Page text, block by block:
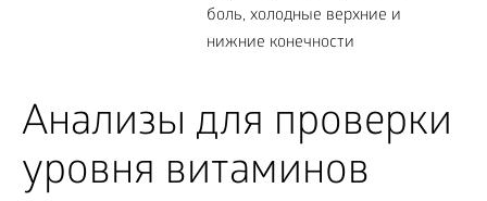
боль, холодные верхние и
нижние конечности
Анализы для проверки
уровня витаминов